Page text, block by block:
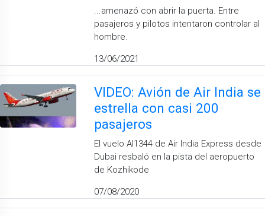
...amenazó con abrir la puerta. Entre
pasajeros y pilotos intentaron controlar al
hombre.
13/06/2021
VIDEO: Avión de Air India se
estrella con casi 200
pasajeros
El vuelo AI1344 de Air India Express desde
Dubai resbaló en la pista del aeropuerto
de Kozhikode
07/08/2020